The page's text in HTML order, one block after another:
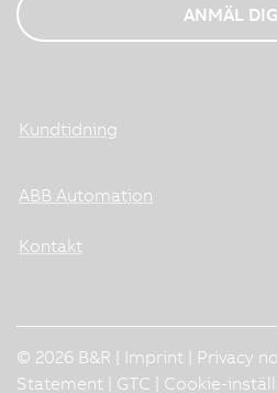
ANMÄL
Kundtidning
ABB Automation
Kontakt
© 2026 B&R | Imprint Privacy
Statement
GTC Cookie-